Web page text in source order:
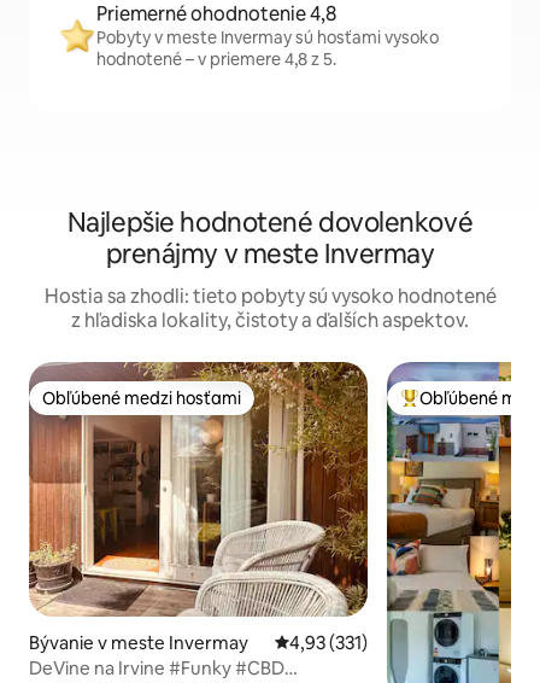
Priemerné ohodnotenie 4,8
Pobyty v meste Invermay sú hosťami vysoko
hodnotené – v priemere 4,8 z 5.
Najlepšie hodnotené dovolenkové
prenájmy v meste Invermay
Hostia sa zhodli: tieto pobyty sú vysoko hodnotené
z hľadiska lokality, čistoty a ďalších aspektov.
Obľúbené medzi hosťami
Obľúbené medzi hosťami
Bývanie v meste Invermay Priemerné ohodnotenie 4,93 z
4,93 (331)
DeVine na Irvine #Funky #CBD
Najobľúbenejšie
Obľúbené